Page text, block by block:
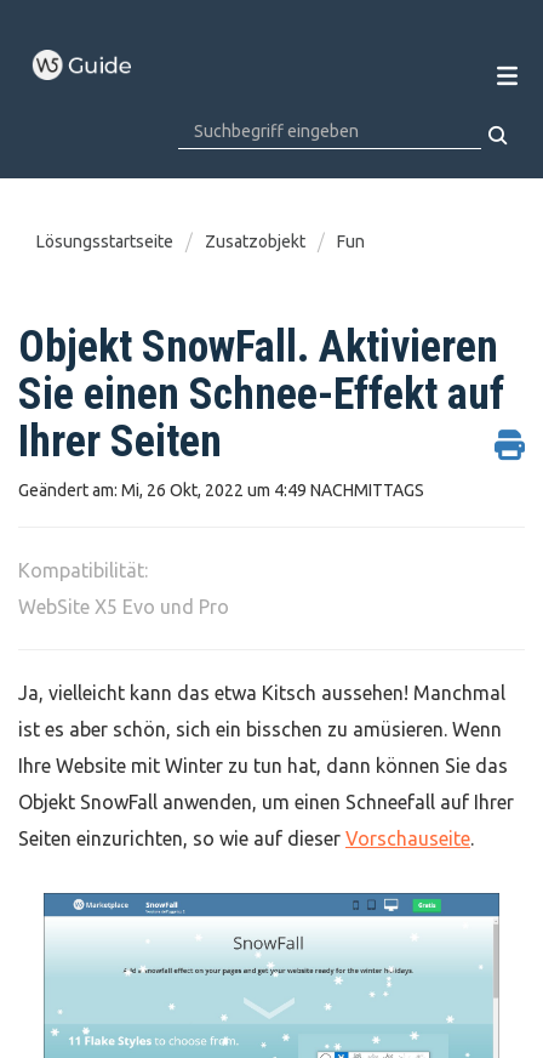
Lösungsstartseite Zusatzobjekt Fun
Objekt SnowFall. Aktivieren
Sie einen Schnee-Effekt auf
Ihrer Seiten
Geändert am: Mi, 26 Okt, 2022 um 4:49 NACHMITTAGS
Kompatibilität:
WebSite X5 Evo und Pro
Ja, vielleicht kann das etwa Kitsch aussehen! Manchmal
ist es aber schön, sich ein bisschen zu amüsieren. Wenn
Ihre Website mit Winter zu tun hat, dann können Sie das
Objekt SnowFall anwenden, um einen Schneefall auf Ihrer
Seiten einzurichten, so wie auf dieser Vorschauseite.